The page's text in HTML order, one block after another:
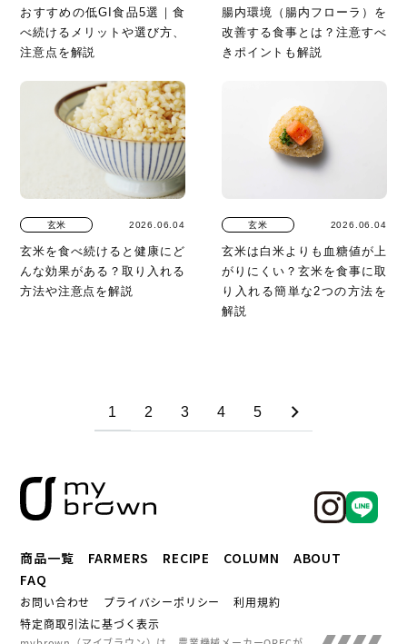
おすすめの低GI食品5選｜食
べ続けるメリットや選び方、
注意点を解説
腸内環境（腸内フローラ）を
改善する食事とは？注意すべ
きポイントも解説
2026.06.04
玄米
玄米を食べ続けると健康にど
んな効果がある？取り入れる
方法や注意点を解説
2026.06.04
玄米
玄米は白米よりも血糖値が上
がりにくい？玄米を食事に取
り入れる簡単な2つの方法を
解説
1 2 3 4 5
商品一覧 FARMERS RECIPE COLUMN
ABOUT
FAQ
お問い合わせ プライバシーポリシー
利用規約
特定商取引法に基づく表示